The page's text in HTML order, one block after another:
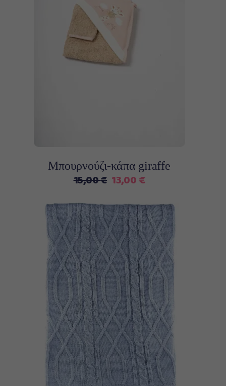
Προσθήκη στο καλάθι
Μπουρνούζι-κάπα giraffe
15,00€ Original
was:
15,00 €.
13,00€Η
τιμή
είναι:
13,00 €.
Προσθήκη στο καλάθι